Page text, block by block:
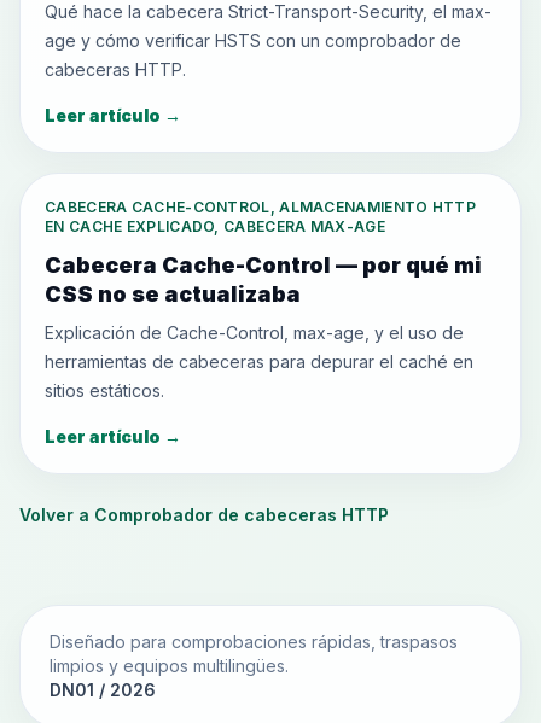
Qué hace la cabecera Strict-Transport-Security, el max-
age y cómo verificar HSTS con un comprobador de
cabeceras HTTP.
Leer artículo →
CABECERA CACHE-CONTROL, ALMACENAMIENTO HTTP
EN CACHE EXPLICADO, CABECERA MAX-AGE
Cabecera Cache-Control — por qué mi
CSS no se actualizaba
Explicación de Cache-Control, max-age, y el uso de
herramientas de cabeceras para depurar el caché en
sitios estáticos.
Leer artículo →
Volver a Comprobador de cabeceras HTTP
Diseñado para comprobaciones rápidas, traspasos
limpios y equipos multilingües.
DN01 / 2026